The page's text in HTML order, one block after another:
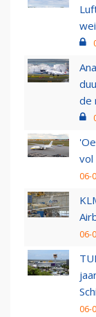
de
vol
06-
06-
06-